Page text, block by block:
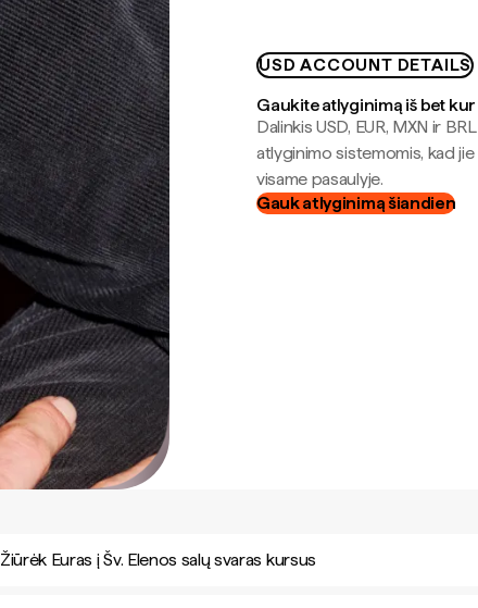
USD ACCOUNT DETAILS
Gaukite atlyginimą iš bet kur
Dalinkis USD, EUR, MXN ir
atlyginimo sistemomis, kad
visame pasaulyje.
Gauk atlyginimą šiandien
Žiūrėk Euras į Šv. Elenos salų svaras kursus